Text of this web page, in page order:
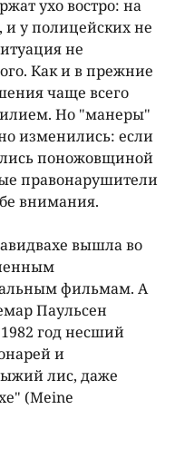
ухо востро: на
и у полицейских не
не
Как и в прежние
чаще всего
Но "манеры"
изменились: если
поножовщиной
правонарушители
внимания.
вышла во
фильмам. А
Паульсен
год несший
и
лис, даже
(Meine